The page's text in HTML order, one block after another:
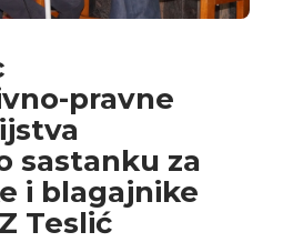
pravne
sastanku za
i blagajnike
Teslić